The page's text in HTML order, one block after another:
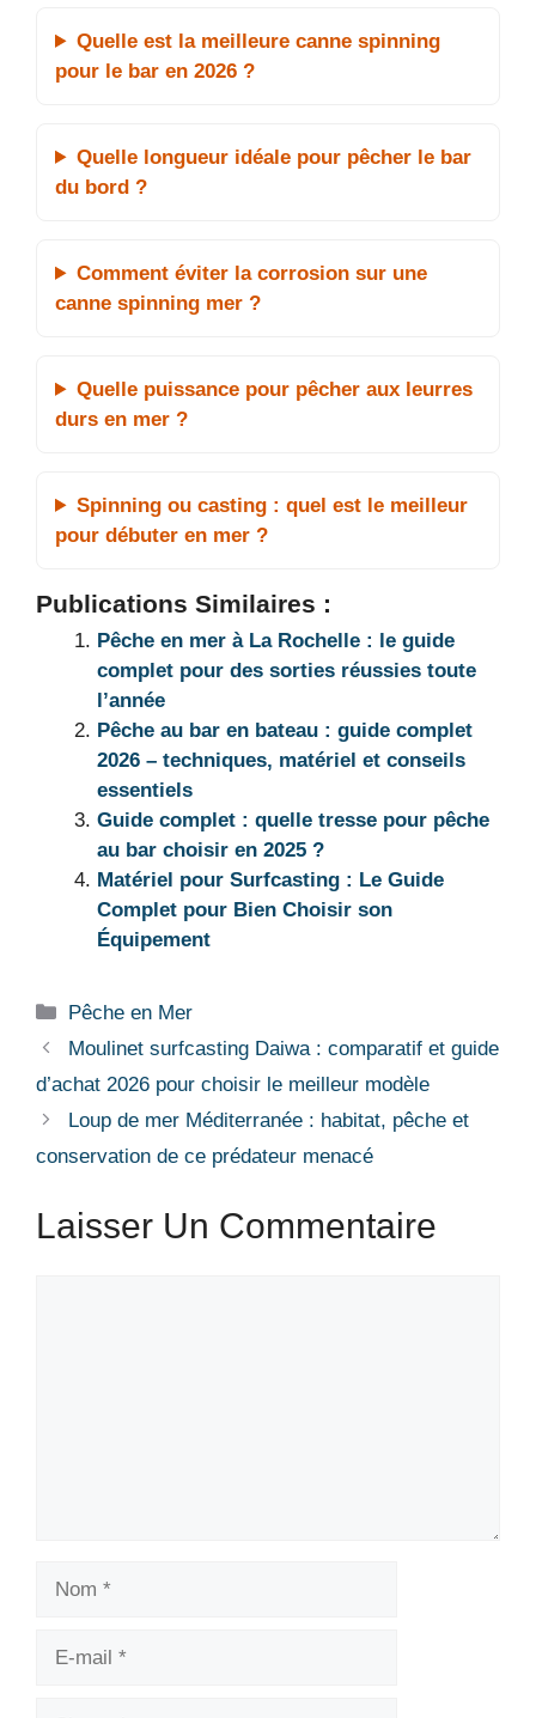
Quelle est la meilleure canne spinning
pour le bar en 2026 ?
Quelle longueur idéale pour pêcher le bar
du bord ?
Comment éviter la corrosion sur une
canne spinning mer ?
Quelle puissance pour pêcher aux leurres
durs en mer ?
Spinning ou casting : quel est le meilleur
pour débuter en mer ?
Publications Similaires :
Pêche en mer à La Rochelle : le guide
complet pour des sorties réussies toute
l’année
Pêche au bar en bateau : guide complet
2026 – techniques, matériel et conseils
essentiels
Guide complet : quelle tresse pour pêche
au bar choisir en 2025 ?
Matériel pour Surfcasting : Le Guide
Complet pour Bien Choisir son
Équipement
Catégories
Pêche en Mer
Moulinet surfcasting Daiwa : comparatif et guide
d’achat 2026 pour choisir le meilleur modèle
Loup de mer Méditerranée : habitat, pêche et
conservation de ce prédateur menacé
Laisser Un Commentaire